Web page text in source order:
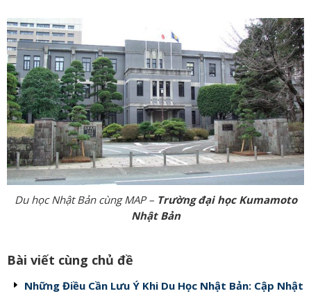
Du học Nhật Bản cùng MAP – Trường đại học Kumamoto
Nhật Bản
Bài viết cùng chủ đề
Những Điều Cần Lưu Ý Khi Du Học Nhật Bản: Cập Nhật